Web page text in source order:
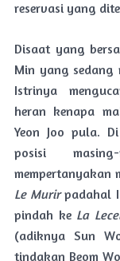
reservasi yang
Disaat yang
Min yang sedang
Istrinya
heran kenapa
Yeon Joo pula.
posisi
mempertanyakan
Le Murirpadahal
pindah ke La
(adiknya Sun
tindakan Beom